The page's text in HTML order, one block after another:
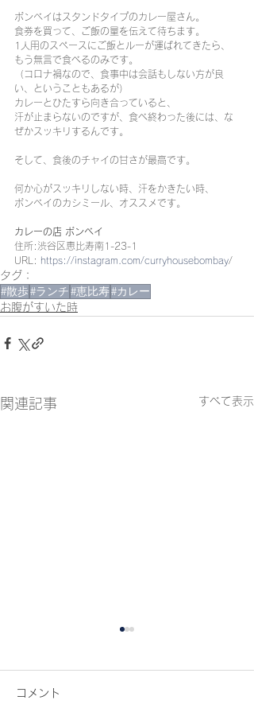
ボンベイはスタンドタイプのカレー屋さん。
食券を買って、ご飯の量を伝えて待ちます。
1人用のスペースにご飯とルーが運ばれてきたら、
もう無言で食べるのみです。
（コロナ禍なので、食事中は会話もしない方が良
い、ということもあるが）
カレーとひたすら向き合っていると、
汗が止まらないのですが、食べ終わった後には、な
ぜかスッキリするんです。
そして、食後のチャイの甘さが最高です。
何か心がスッキリしない時、汗をかきたい時、
ボンベイのカシミール、オススメです。
カレーの店 ボンベイ
住所:渋谷区恵比寿南1-23-1
URL: https://instagram.com/curryhousebombay/
タグ：
#散歩#ランチ#恵比寿#カレー
お腹がすいた時
関連記事 すべて表示
コメント